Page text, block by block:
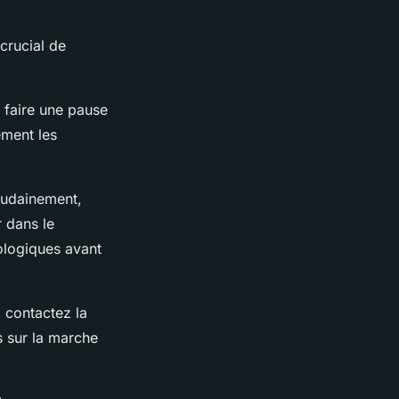
de
une pause
les
dans le
avant
la
sur la marche